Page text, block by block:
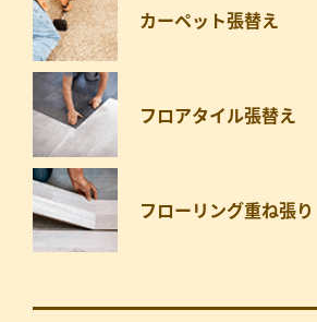
カーペット張替え
フロアタイル張替え
フローリング重ね張り